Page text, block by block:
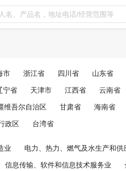
市 浙江省 四川省 山东省
宁省 天津市 江西省 云南省
维吾尔自治区 甘肃省 海南省
政区 台湾省
业 电力、热力、燃气及水生产和供
信息传输、软件和信息技术服务业